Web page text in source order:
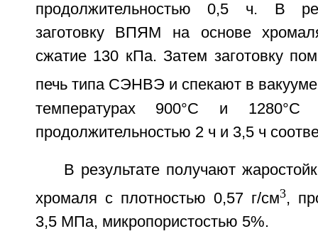
продолжительностью 0,5 ч. В
заготовку ВПЯМ на основе
сжатие 130 кПа. Затем заготовку
печь типа СЭНВЭ и спекают в
температурах 900°С и 1280°С
продолжительностью 2 ч и 3,5 ч
В результате получают
хромаля с плотностью 0,57 г/см3,
3,5 МПа, микропористостью 5%.